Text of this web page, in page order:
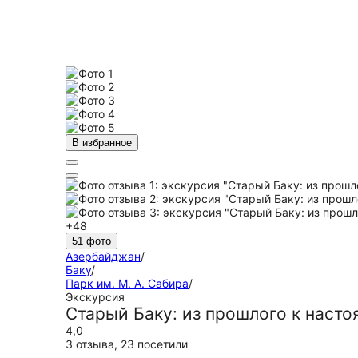
В избранное
+48
51 фото
Азербайджан/
Баку/
Парк им. М. А. Сабира/
Экскурсия
Старый Баку: из прошлого к
4,0
3 отзыва, 23 посетили